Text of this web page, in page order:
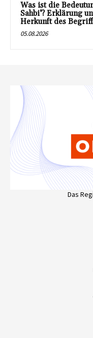
Was ist die
Sahbi‘? Erklärung
Herkunft des
05.08.2026
Das